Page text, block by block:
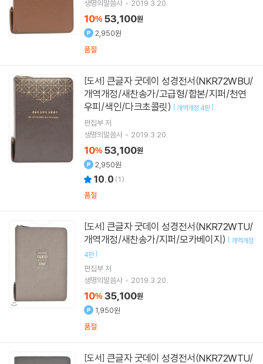
생명의말씀사 2019.3.20.
10% 53,100원
2,950원
품절
[도서]
개역개정/새찬송가/고급형/합본/지퍼/천연
우피/색인/다크초콜릿) [개역개정 4판]
편집부 저
생명의말씀사
2019.3.20.
10% 53,100원
2,950원
10.0 (1)
품절
[도서]
개역개정/새찬송가/지퍼/모카베이지) [개역개정
4판]
편집부 저
생명의말씀사
2019.3.20.
10% 35,100원
1,950원
품절
[도서]